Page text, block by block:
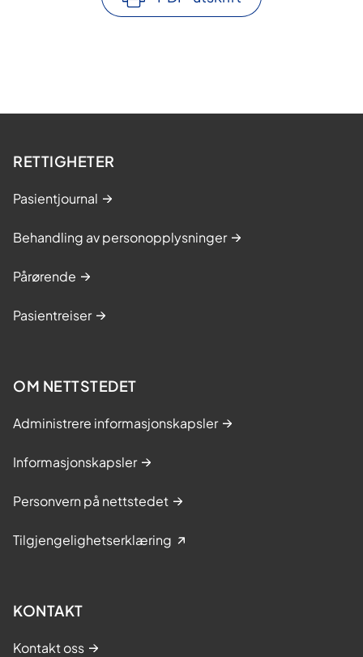
RETTIGHETER
Pasientjournal
Behandling av personopplysninger
Pårørende
Pasientreiser
OM NETTSTEDET
Administrere informasjonskapsler
Informasjonskapsler
Personvern på nettstedet
Tilgjengelighetserklæring
KONTAKT
Kontakt oss